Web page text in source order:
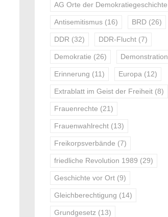
AG Orte der Demokratiegeschichte
Antisemitismus (16) BRD (26)
DDR (32) DDR-Flucht (7)
Demokratie (26) Demonstration
Erinnerung (11) Europa (12)
Extrablatt im Geist der Freiheit (8)
Frauenrechte (21)
Frauenwahlrecht (13)
Freikorpsverbände (7)
friedliche Revolution 1989 (29)
Geschichte vor Ort (9)
Gleichberechtigung (14)
Grundgesetz (13)